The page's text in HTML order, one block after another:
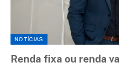
NOTÍCIAS
Renda fixa ou renda